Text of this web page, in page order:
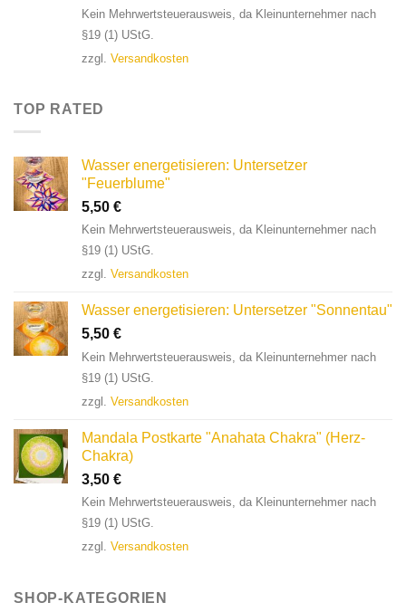
Kein Mehrwertsteuerausweis, da Kleinunternehmer nach
§19 (1) UStG.
zzgl. Versandkosten
TOP RATED
Wasser energetisieren: Untersetzer
"Feuerblume"
5,50 €
Kein Mehrwertsteuerausweis, da Kleinunternehmer nach
§19 (1) UStG.
zzgl. Versandkosten
Wasser energetisieren: Untersetzer "Sonnentau"
5,50 €
Kein Mehrwertsteuerausweis, da Kleinunternehmer nach
§19 (1) UStG.
zzgl. Versandkosten
Mandala Postkarte "Anahata Chakra" (Herz-
Chakra)
3,50 €
Kein Mehrwertsteuerausweis, da Kleinunternehmer nach
§19 (1) UStG.
zzgl. Versandkosten
SHOP-KATEGORIEN